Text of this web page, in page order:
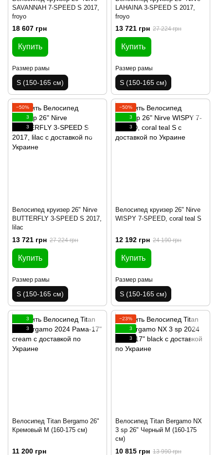
SAVANNAH 7-SPEED S 2017,
froyo
18 607 грн
Купить
Размер рамы
S (150-165 см)
LAHAINA 3-SPEED S 2017,
froyo
13 721 грн 27 224 грн
Купить
Размер рамы
S (150-165 см)
−50%
3
3
Велосипед круизер 26" Nirve
BUTTERFLY 3-SPEED S 2017,
lilac
13 721 грн 27 224 грн
Купить
Размер рамы
S (150-165 см)
−50%
3
3
Велосипед круизер 26" Nirve
WISPY 7-SPEED, coral teal S
12 192 грн 24 190 грн
Купить
Размер рамы
S (150-165 см)
3
3
Велосипед Titan Bergamo 26"
Кремовый M (160-175 см)
11 200 грн
−23%
3
3
Велосипед Titan Bergamo NX
3 sp 26" Черный M (160-175
см)
10 815 грн 13 990 грн